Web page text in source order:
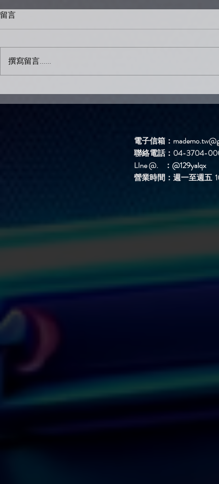
愛純真單曲活動歌手 結果公
告！
留言
撰寫留言......
電子信箱：
聯絡電話：04-3704-
LIne @. ： @129yalqx
營業時間：週一至週五